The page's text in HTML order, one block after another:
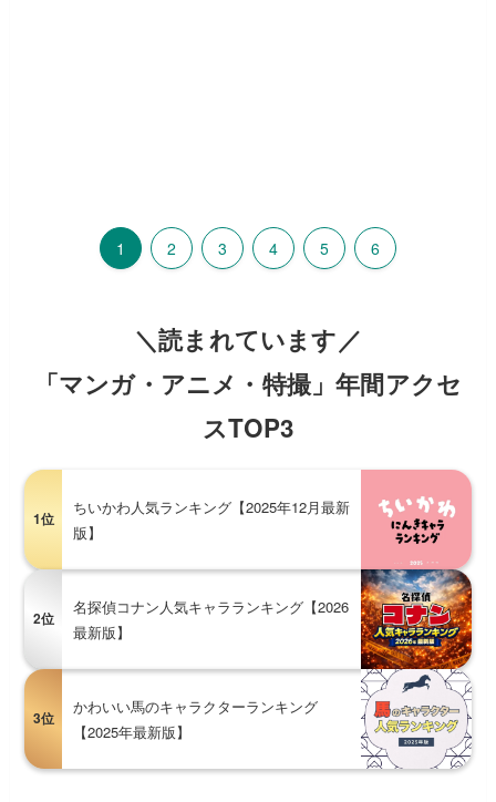
1 2 3 4 5 6
＼読まれています／
「マンガ・アニメ・特撮」年間アクセ
スTOP3
1位
ちいかわ人気ランキング【2025年12月最新
版】
2位
名探偵コナン人気キャラランキング【2026
最新版】
3位
かわいい馬のキャラクターランキング
【2025年最新版】